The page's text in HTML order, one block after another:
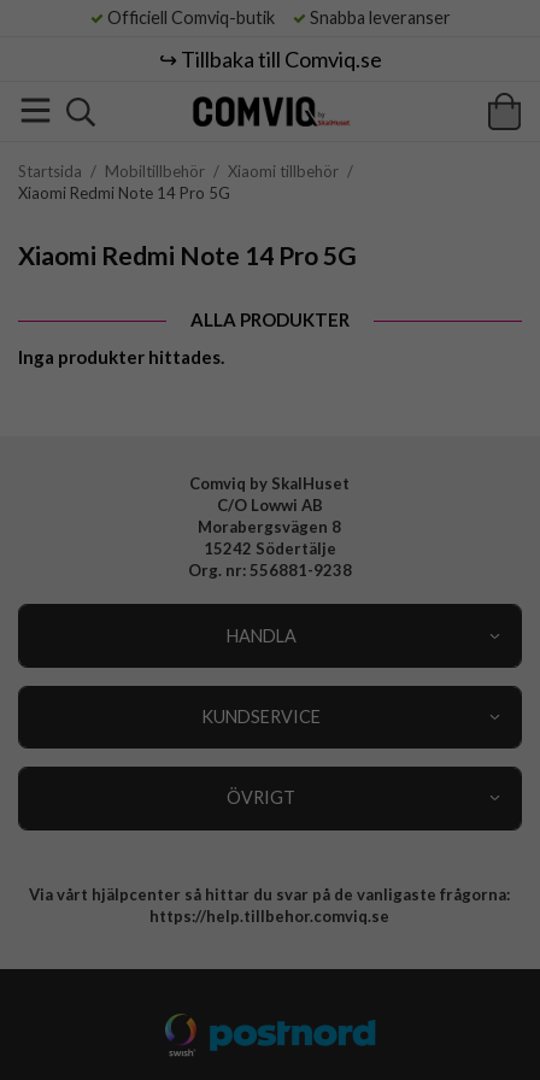
Officiell Comviq-butik Snabba leveranser
↪️ Tillbaka till Comviq.se
Startsida / Mobiltillbehör / Xiaomi tillbehör /
Xiaomi Redmi Note 14 Pro 5G
Xiaomi Redmi Note 14 Pro 5G
ALLA PRODUKTER
Inga produkter hittades.
Comviq by SkalHuset
C/O Lowwi AB
Morabergsvägen 8
15242 Södertälje
Org. nr: 556881-9238
HANDLA
KUNDSERVICE
ÖVRIGT
Integritetspolicy
Via vårt hjälpcenter så hittar du svar på de vanligaste frågorna:
https://help.tillbehor.comviq.se